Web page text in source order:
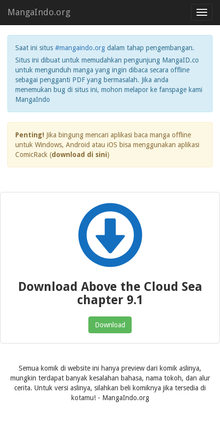
MangaIndo.org
Saat ini situs #mangaindo.org dalam tahap pengembangan.
Situs ini dibuat untuk memudahkan pengunjung MangaID.co
untuk mengunduh manga yang ingin dibaca secara offline
sebagai pengganti PDF yang bermasalah. Jika anda
menemukan bug di situs ini, mohon melapor ke fanspage kami
MangaIndo
Penting! Jika bingung mencari aplikasi baca manga offline
untuk Windows, Android atau iOS bisa menggunakan aplikasi
ComicRack (download di sini)
Download Above the Cloud Sea
chapter 9.1
Download
Semua komik di website ini hanya preview dari komik aslinya,
mungkin terdapat banyak kesalahan bahasa, nama tokoh, dan alur
cerita. Untuk versi aslinya, silahkan beli komiknya jika tersedia di
kotamu! - MangaIndo.org